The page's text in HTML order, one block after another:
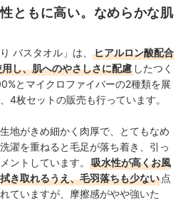
ロフィール
ともに高い。なめらかな肌
バスタオル」は、
ヒアルロン酸配合
し、肌へのやさしさに配慮 したつく
とマイクロファイバーの2種類を展
4枚セットの販売も行っています。
地がきめ細かく肉厚で、とてもなめ
濯を重ねると毛足が落ち着き、引っ
ントしています。
吸水性が高くお風
き取れるうえ、毛羽落ちも少ない 点
ていますが、摩擦感がやや強いた